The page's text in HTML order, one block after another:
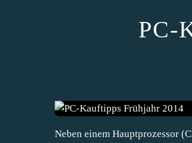
PC-
Neben einem Hauptprozessor